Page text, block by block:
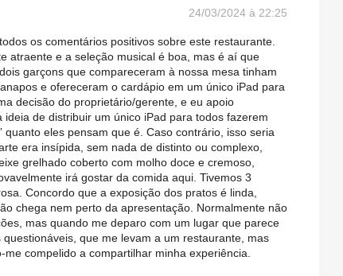
24/03/2024 à 22:25
os comentários positivos sobre este restaurante.
atraente e a seleção musical é boa, mas é aí que
garçons que compareceram à nossa mesa tinham
e ofereceram o cardápio em um único iPad para
decisão do proprietário/gerente, e eu apoio
de distribuir um único iPad para todos fazerem
quanto eles pensam que é. Caso contrário, isso seria
era insípida, sem nada de distinto ou complexo,
grelhado coberto com molho doce e cremoso,
irá gostar da comida aqui. Tivemos 3
Concordo que a exposição dos pratos é linda,
chega nem perto da apresentação. Normalmente não
mas quando me deparo com um lugar que parece
que me levam a um restaurante, mas
compelido a compartilhar minha experiência.